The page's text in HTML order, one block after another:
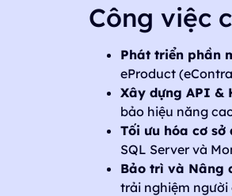
Công việc
Phát triển phần
eProduct
Xây dựng API &
bảo hiệu năng
Tối ưu hóa cơ sở
SQL Server và
Bảo trì và Nâng
trải nghiệm người